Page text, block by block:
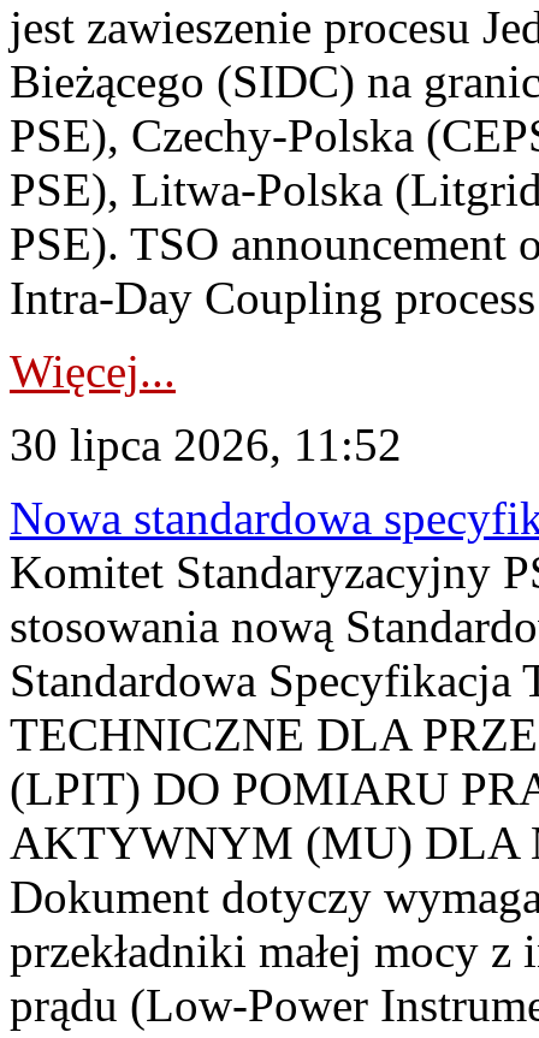
jest zawieszenie procesu
Bieżącego (SIDC) na
PSE), Czechy-Polska
PSE), Litwa-Polska
PSE). TSO announcement
Intra-Day Coupling
Więcej...
30 lipca 2026, 11:52
Nowa standardowa
Komitet Standaryzacyjny
stosowania nową
Standardowa
TECHNICZNE DLA
(LPIT) DO POMIARU
AKTYWNYM (MU) DLA
Dokument dotyczy
przekładniki małej mocy
prądu (Low-Power